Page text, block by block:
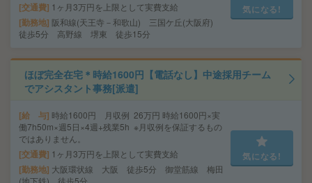
交通費 1ヶ月3万円を上限として実費支給
勤務地 阪和線(天王寺－和歌山) 三国ケ丘(大阪府)
徒歩5分 高野線 堺東 徒歩15分
気になる!
ほぼ完全在宅＊時給1600円【電話なし】中途採用チーム
でアシスタント事務[派遣]
給 与 時給1600円 月収例 26万円 時給1600円×実
働7h50m×週5日×4週+残業5h ※月収例を保証するもの
ではありません。
交通費 1ヶ月3万円を上限として実費支給
勤務地 大阪環状線 大阪 徒歩5分 御堂筋線 梅田
(地下鉄) 徒歩5分
気になる!